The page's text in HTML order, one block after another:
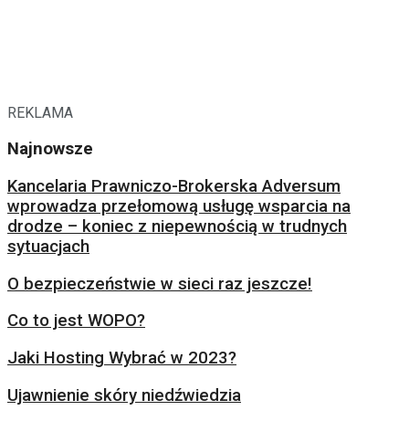
REKLAMA
Najnowsze
Kancelaria Prawniczo-Brokerska Adversum
wprowadza przełomową usługę wsparcia na
drodze – koniec z niepewnością w trudnych
sytuacjach
O bezpieczeństwie w sieci raz jeszcze!
Co to jest WOPO?
Jaki Hosting Wybrać w 2023?
Ujawnienie skóry niedźwiedzia